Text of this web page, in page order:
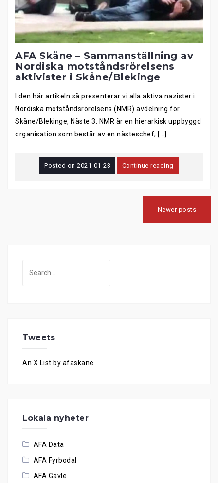
AFA Skåne – Sammanställning av
Nordiska motståndsrörelsens
aktivister i Skåne/Blekinge
I den här artikeln så presenterar vi alla aktiva nazister i
Nordiska motståndsrörelsens (NMR) avdelning för
Skåne/Blekinge, Näste 3. NMR är en hierarkisk uppbyggd
organisation som består av en nästeschef, […]
Posted on2021-01-23 Continue reading
Newer posts
Tweets
An X List by afaskane
Lokala nyheter
AFA Data
AFA Fyrbodal
AFA Gävle